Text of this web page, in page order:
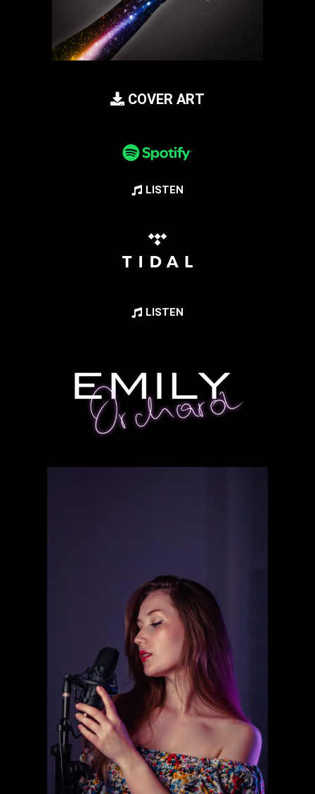
COVER ART
LISTEN
LISTEN